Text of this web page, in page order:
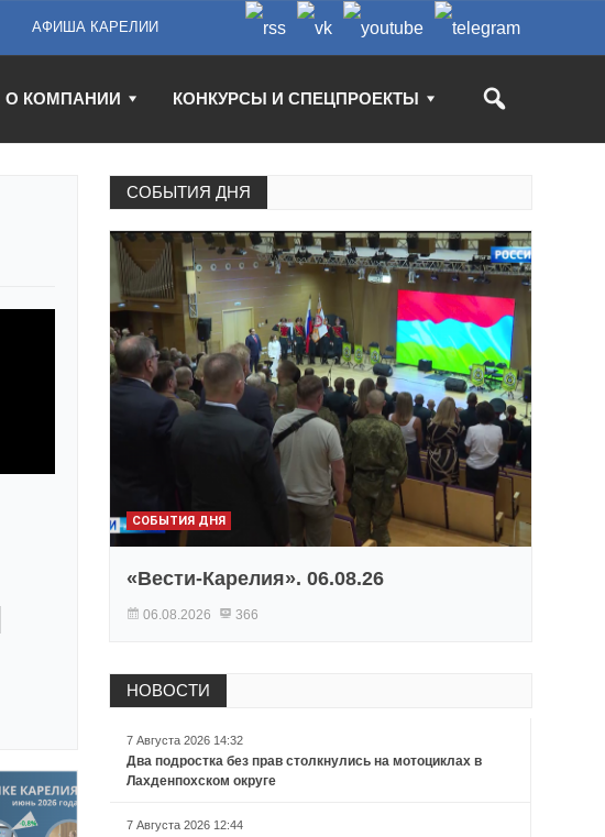
АФИША КАРЕЛИИ
О КОМПАНИИ КОНКУРСЫ И СПЕЦПРОЕКТЫ
СОБЫТИЯ ДНЯ
СОБЫТИЯ ДНЯ
«Вести-Карелия». 06.08.26
06.08.2026 366
НОВОСТИ
7 Августа 2026 14:32
Два подростка без прав столкнулись на мотоциклах в
Лахденпохском округе
7 Августа 2026 12:44